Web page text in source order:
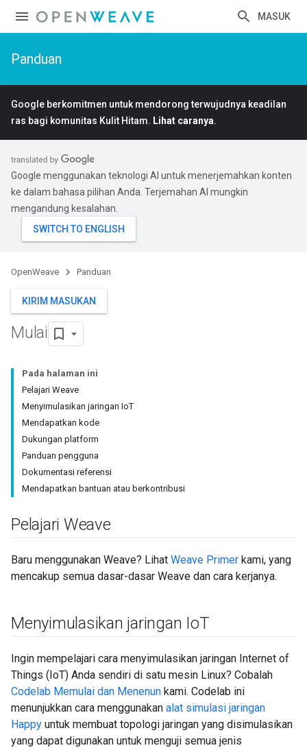
MASUK
Panduan
Google berkomitmen untuk mendorong terwujudnya keadilan
ras bagi komunitas Kulit Hitam. Lihat caranya.
Google menggunakan teknologi AI untuk menerjemahkan konten
ke dalam bahasa pilihan Anda. Terjemahan AI mungkin
mengandung kesalahan.
OpenWeave Panduan
KIRIM MASUKAN
Mulai
Pada halaman ini
Pelajari Weave
Menyimulasikan jaringan IoT
Mendapatkan kode
Dukungan platform
Panduan pengguna
Dokumentasi referensi
Mendapatkan bantuan atau berkontribusi
Pelajari Weave
Baru menggunakan Weave? Lihat Weave Primer kami, yang
mencakup semua dasar-dasar Weave dan cara kerjanya.
Menyimulasikan jaringan IoT
Ingin mempelajari cara menyimulasikan jaringan Internet of
Things (IoT) Anda sendiri di satu mesin Linux? Cobalah
Codelab Memulai dan Menenun kami. Codelab ini
menunjukkan cara menggunakan alat simulasi jaringan
Happy untuk membuat topologi jaringan yang disimulasikan
yang dapat digunakan untuk menguji semua jenis